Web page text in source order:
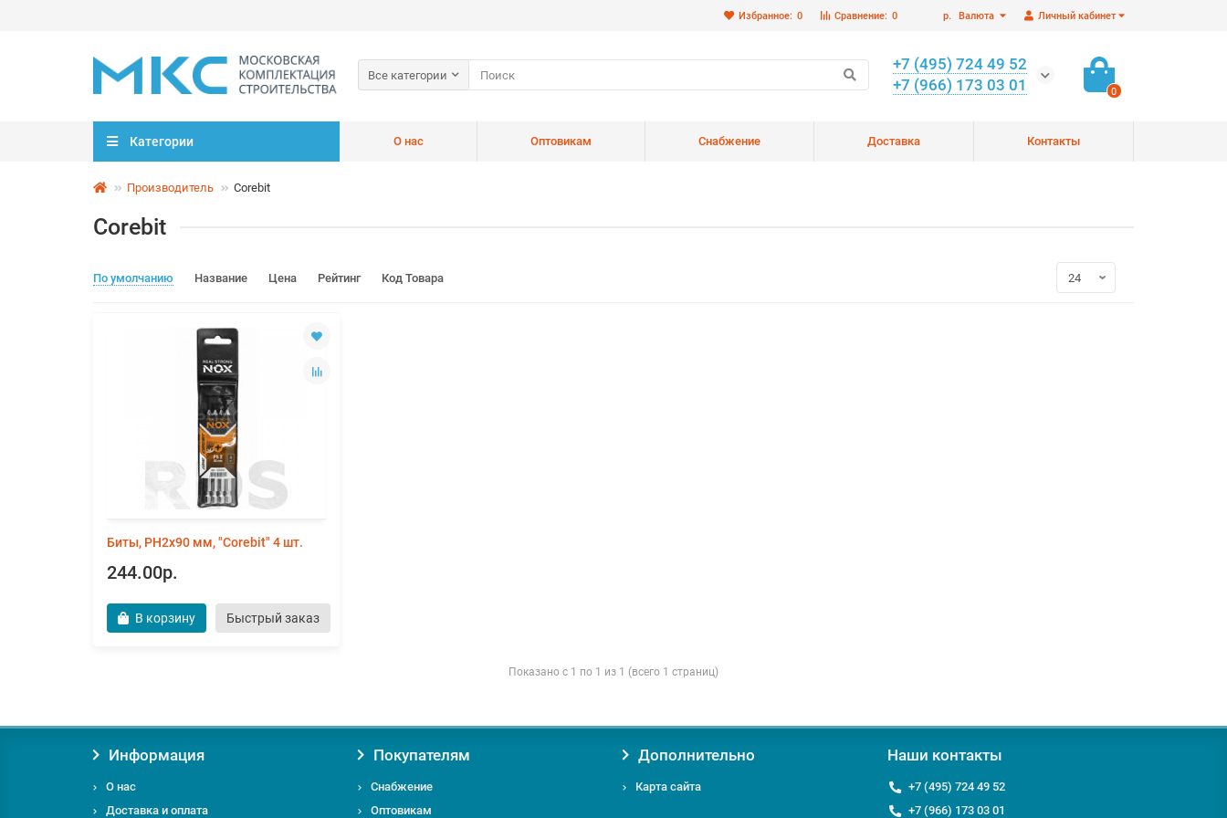
Личный кабинет
р. Валюта
Сравнение: 0
Избранное: 0
Все категории
+7 (495) 724 49 52
+7 (966) 173 03 01
0
Категории О нас Оптовикам Снабжение Доставка Контакты
Производитель Corebit
Corebit
По умолчанию Название Цена Рейтинг Код Товара
Биты, PH2х90 мм, "Corebit" 4 шт.
244.00р.
В корзину Быстрый заказ
Показано с 1 по 1 из 1 (всего 1 страниц)
Информация
О нас
Доставка и оплата
Покупателям
Снабжение
Оптовикам
Дополнительно
Карта сайта
Наши контакты
+7 (495) 724 49 52
+7 (966) 173 03 01